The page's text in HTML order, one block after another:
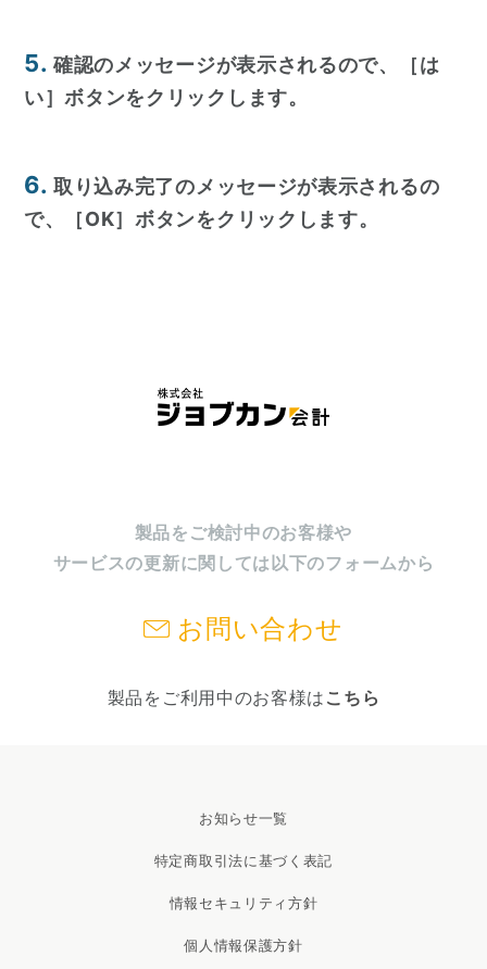
5. 確認のメッセージが表示されるので、［は
い］ボタンをクリックします。
6. 取り込み完了のメッセージが表示されるの
で、［OK］ボタンをクリックします。
製品をご検討中のお客様や
サービスの更新に関しては以下のフォームから
お問い合わせ
製品をご利用中のお客様は こちら
お知らせ一覧
特定商取引法に基づく表記
情報セキュリティ方針
個人情報保護方針